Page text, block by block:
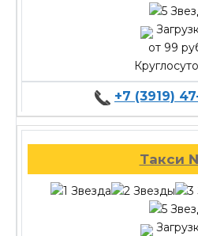
от 99
+7 (3919)
Такси